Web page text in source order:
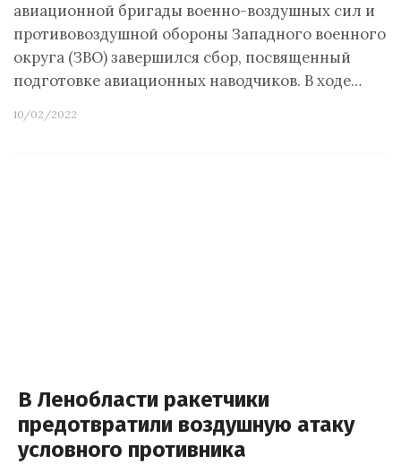
авиационной бригады военно-воздушных сил и
противовоздушной обороны Западного военного
округа (ЗВО) завершился сбор, посвященный
подготовке авиационных наводчиков. В ходе…
10/02/2022
В Ленобласти ракетчики
предотвратили воздушную атаку
условного противника